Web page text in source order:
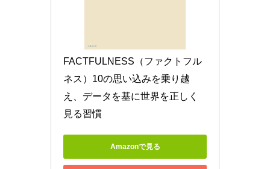
FACTFULNESS（ファクトフル
ネス）10の思い込みを乗り越
え、データを基に世界を正しく
見る習慣
Amazonで見る